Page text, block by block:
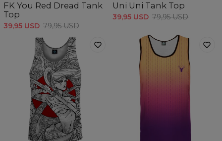
FK You Red Dread Tank
Top
39,95 USD 79,95 USD
Uni Uni Tank Top
39,95 USD 79,95 USD